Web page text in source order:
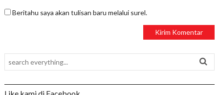
Beritahu saya akan tulisan baru melalui surel.